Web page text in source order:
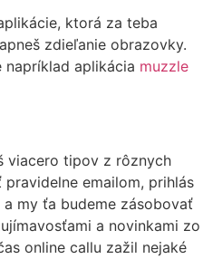
ktorá za teba
zdieľanie obrazovky.
aplikácia muzzle
viacero tipov z rôznych
emailom, prihlás
my ťa budeme zásobovať
a novinkami zo
online callu zažil nejaké